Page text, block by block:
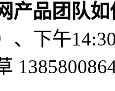
产品团队
、下午